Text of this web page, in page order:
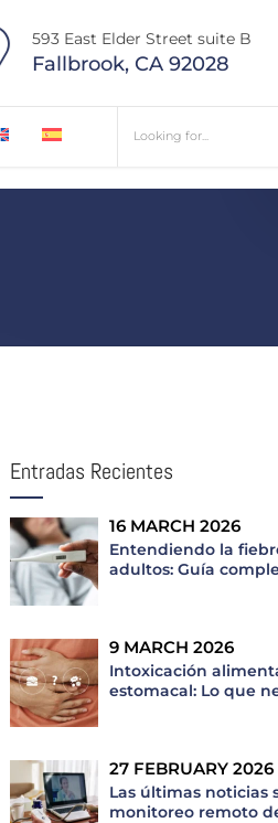
593 East Elder Street suite B
Fallbrook, CA 92028
Entradas Recientes
16 MARCH 2026
Entendiendo la
adultos: Guía
9 MARCH 2026
Intoxicación
estomacal: Lo que
27 FEBRUARY 2026
Las últimas noticias
monitoreo remoto